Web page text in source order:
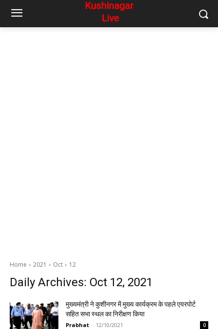
Home 2021 Oct 12
Daily Archives: Oct 12, 2021
मुख्यमंत्री ने कुशीनगर में मुख्य कार्यक्रम के पहले एयरपोर्ट
सहित सभा स्थल का निरीक्षण किया
Prabhat - 12/10/2021 0